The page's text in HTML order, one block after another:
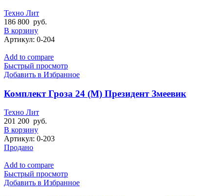
Техно Лит
186 800 руб.
В корзину
Артикул: 0-204
Add to compare
Быстрый просмотр
Добавить в Избранное
Комплект Гроза 24 (М) Президент Змеевик
Техно Лит
201 200 руб.
В корзину
Артикул: 0-203
Продано
Add to compare
Быстрый просмотр
Добавить в Избранное